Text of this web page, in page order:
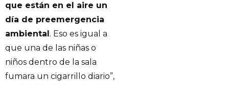
que están en el aire un
día de preemergencia
ambiental. Eso es igual a
que una de las niñas o
niños dentro de la sala
fumara un cigarrillo diario”,